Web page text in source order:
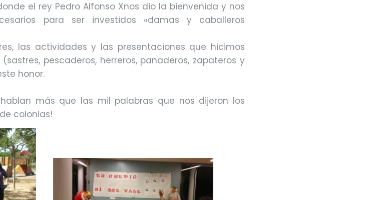
el rey Pedro Alfonso Xnos dio la bienvenida y nos
para ser investidos «damas y caballeros
las actividades y las presentaciones que hicimos
pescaderos, herreros, panaderos, zapateros y
honor.
más que las mil palabras que nos dijeron los
colonias!